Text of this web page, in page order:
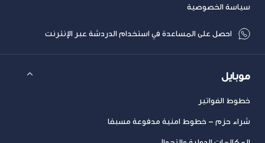
سياسة الخصوصية
احصل على المساعدة في استخدام الدردشة عبر الإنترنت
موبايل
خطوط الفواتير
شراء حزم – خطوط امنية مدفوعة مسبقا